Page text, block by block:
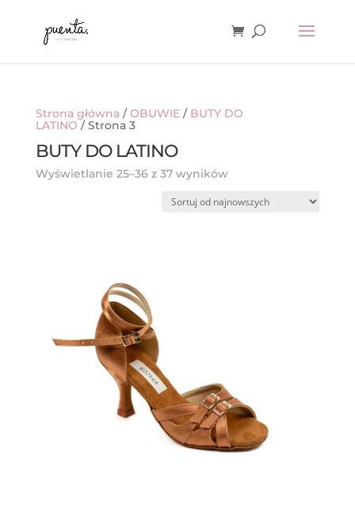
Strona główna /OBUWIE/ BUTY DO
LATINO / Strona 3
BUTY DO LATINO
Wyświetlanie 25–36 z 37 wynikówPosortowane
najnowszych